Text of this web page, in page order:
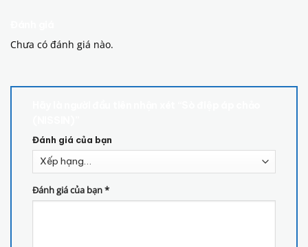
Chưa có đánh giá nào.
Đánh giá của bạn
Đánh giá của bạn*